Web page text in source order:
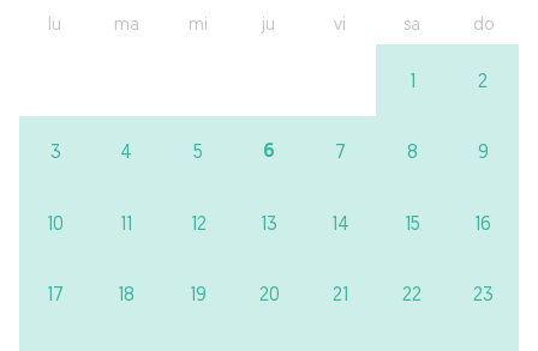
lu ma mi ju vi sa do
1 2
3 4 5 6 7 8 9
10 11 12 13 14 15 16
17 18 19 20 21 22 23